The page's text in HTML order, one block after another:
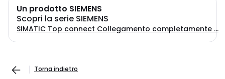
Un prodotto SIEMENS
Scopri la serie SIEMENS
SIMATIC Top connect Collegamento completamente ...
Torna indietro